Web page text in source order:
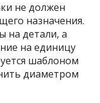
не должен
назначения.
на детали, а
на единицу
шаблоном
диаметром